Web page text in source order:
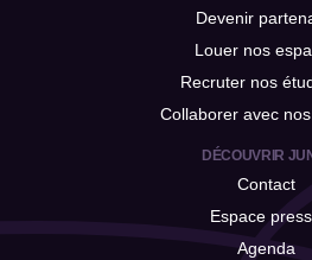
Devenir
Louer nos
Recruter nos
Collaborer avec
DÉCOUVRIR
Contact
Espace
Agenda